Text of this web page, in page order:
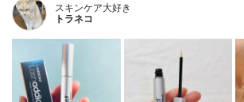
スキンケア大好き
トラネコ